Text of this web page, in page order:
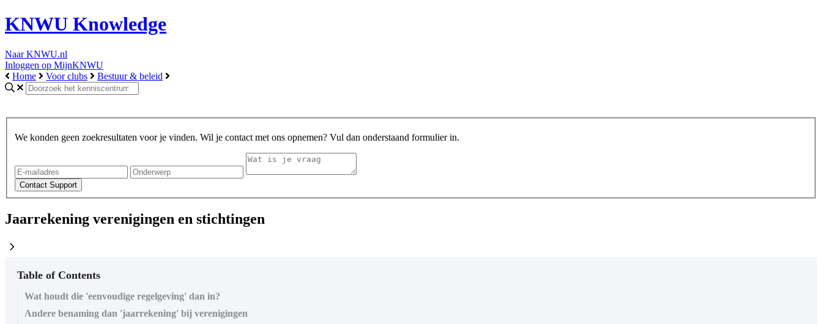
KNWU Knowledge
Naar KNWU.nl
Inloggen op MijnKNWU
Home
Voor clubs Bestuur & beleid
We konden geen zoekresultaten voor je vinden. Wil je contact met ons opnemen? Vul dan onderstaand formulier in.
Jaarrekening verenigingen en stichtingen
chevron_right
Table of Contents
Wat houdt die 'eenvoudige regelgeving' dan in?
Andere benaming dan 'jaarrekening' bij verenigingen